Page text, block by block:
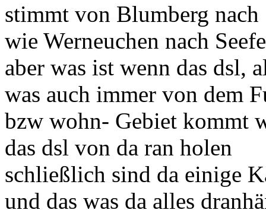
stimmt von Blumberg
wie Werneuchen nach
aber was ist wenn das dsl,
was auch immer von dem
bzw wohn- Gebiet kommt
das dsl von da ran holen
schließlich sind da einige
und das was da alles